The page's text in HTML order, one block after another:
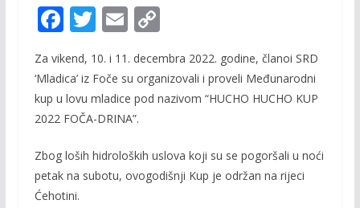
F
ac
e
b
o
o
k
T
itt
er
E
m
ai
l
C
o
p
y
n
k
Za vikend, 10. i 11. decembra 2022. godine, članoi SRD
‘Mladica’ iz Foče su organizovali i proveli Međunarodni
kup u lovu mladice pod nazivom “HUCHO HUCHO KUP
2022 FOČA-DRINA”.
Zbog loših hidroloških uslova koji su se pogoršali u noći
petak na subotu, ovogodišnji Kup je održan na rijeci
Ćehotini.